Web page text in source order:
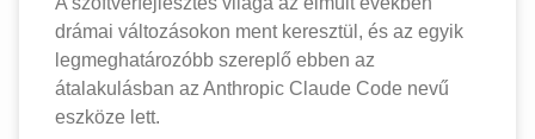
drámai változásokon ment keresztül, és az egyik
legmeghatározóbb szereplő ebben az
átalakulásban az Anthropic Claude Code nevű
eszköze lett.